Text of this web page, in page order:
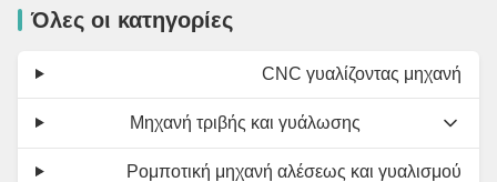
Όλες οι κατηγορίες
CNC γυαλίζοντας μηχανή
Μηχανή τριβής και γυάλωσης
Ρομποτική μηχανή αλέσεως και γυαλισμού